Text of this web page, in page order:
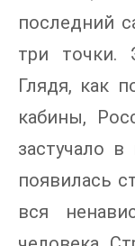
последний
три точки.
Глядя, как
кабины,
застучало
появилась
вся